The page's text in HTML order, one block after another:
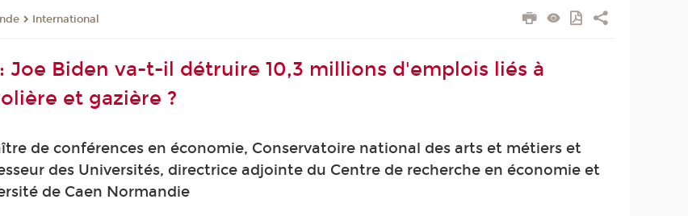
International
Joe Biden va-t-il détruire 10,3 millions d'emplois liés à
et gazière ?
de conférences en économie, Conservatoire national des arts et métiers et
des Universités, directrice adjointe du Centre de recherche en économie et
de Caen Normandie